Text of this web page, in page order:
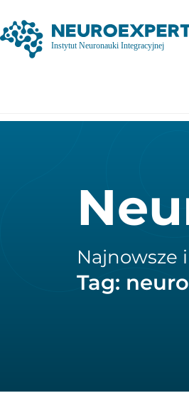
Najnowsze
Tag: